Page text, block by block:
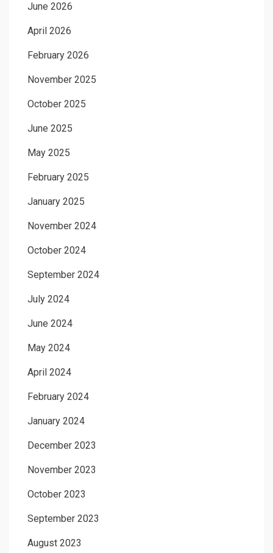
June 2026
April 2026
February 2026
November 2025
October 2025
June 2025
May 2025
February 2025
January 2025
November 2024
October 2024
September 2024
July 2024
June 2024
May 2024
April 2024
February 2024
January 2024
December 2023
November 2023
October 2023
September 2023
August 2023